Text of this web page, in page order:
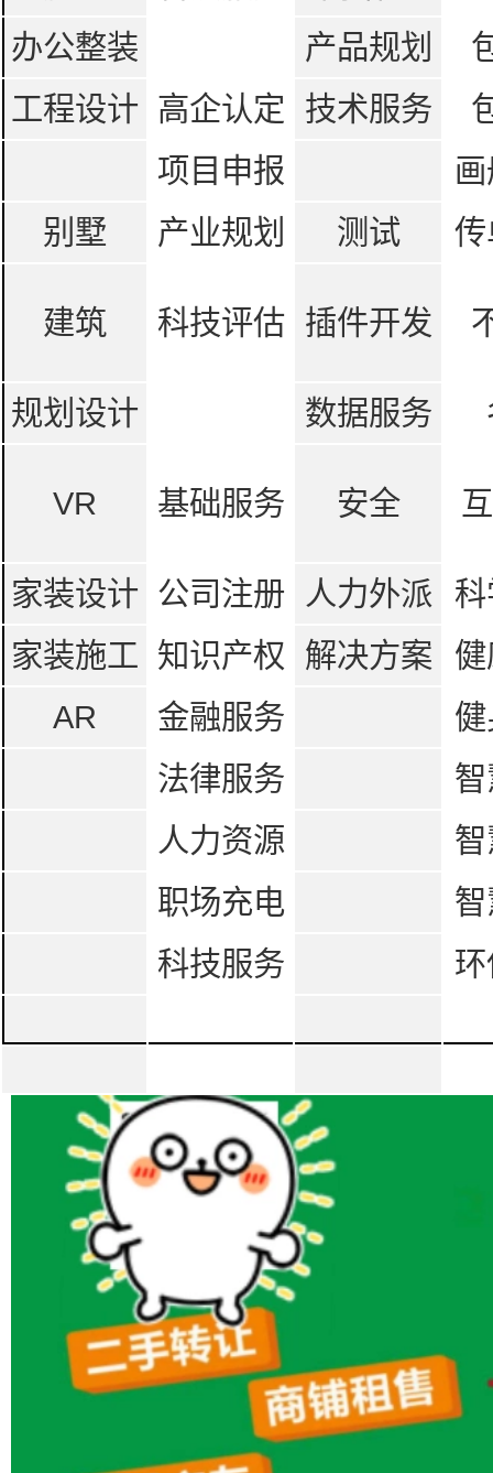
办公整装
产品规划
工程设计 高企认定 技术服务
项目申报
别墅
产业规划 测试
建筑 科技评估 插件开发
规划设计 数据服务
VR 基础服务 安全
家装设计 公司注册 人力外派
家装施工 知识产权 解决方案
AR
金融服务
法律服务
人力资源
职场充电
科技服务